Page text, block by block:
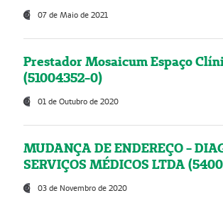
07 de Maio de 2021
Prestador Mosaicum Espaço
(51004352-0)
01 de Outubro de 2020
MUDANÇA DE ENDEREÇO -
SERVIÇOS MÉDICOS LTDA
03 de Novembro de 2020